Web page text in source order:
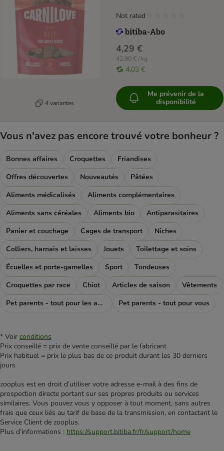
4 variantes
4,29 €
42,90 € / kg
4,03 €
Not rated
Me prévenir de la
disponibilité
Vous n'avez pas encore trouvé votre bonheur ?
Bonnes affaires Croquettes
Friandises
Offres découvertes
Nouveautés
Pâtées
Aliments médicalisés
Aliments complémentaires
Aliments sans céréales
Aliments bio
Antiparasitaires
Panier et couchage
Cages de transport
Niches
Colliers, harnais et laisses
Jouets
Toilettage et soins
Écuelles et porte-gamelles
Sport
Tondeuses
Croquettes par race
Chiot Articles de saison
Vêtements
Pet parents - tout pour les amoureux des chiens
Pet parents - tout pour vous
* Voir conditions
Prix conseillé = prix de vente conseillé par le fabricant
Prix habituel = prix le plus bas de ce produit durant les 30 derniers
jours
zooplus est en droit d’utiliser votre adresse e‑mail à des fins de
prospection directe portant sur ses propres produits ou services
similaires. Vous pouvez vous y opposer à tout moment, sans autres
frais que ceux liés au tarif de base de la transmission, en contactant le
Service Client de zooplus.
Plus d’informations : https://support.bitiba.fr/fr/support/home